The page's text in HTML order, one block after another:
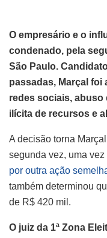
O empresário e o
condenado, pela
São Paulo.
passadas, Marçal
redes sociais,
ilícita de recursos e
A decisão torna
segunda vez, uma
por outra ação
também determinou
de R$ 420 mil.
O juiz da 1ª Zona